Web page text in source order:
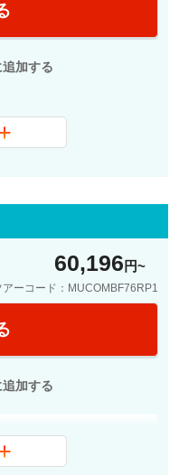
加する
60,196 円
アーコード：MUCOMBF76RP1
加する
中心部(地下鉄ゾーン
テルロビーに集合